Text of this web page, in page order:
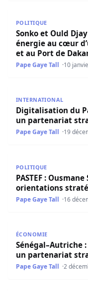
POLITIQUE
Sonko et Ould
énergie au cœur
et au Port de
Pape Gaye Tall 10
INTERNATIONAL
Digitalisation du
un partenariat
Pape Gaye Tall 19
POLITIQUE
PASTEF :
orientations
Pape Gaye Tall 16
ÉCONOMIE
Sénégal–Autriche
un partenariat
Pape Gaye Tall 2